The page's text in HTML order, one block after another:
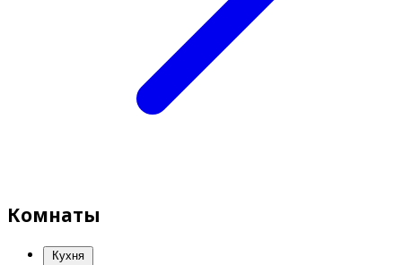
Комнаты
Кухня